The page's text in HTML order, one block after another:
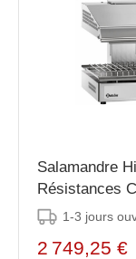
Salamandre
Résistances
1-3 jours
2 749,25 €